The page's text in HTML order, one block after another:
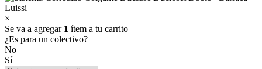
×
Se va a agregar 1 ítem a tu carrito
¿Es para un colectivo?
No
Sí